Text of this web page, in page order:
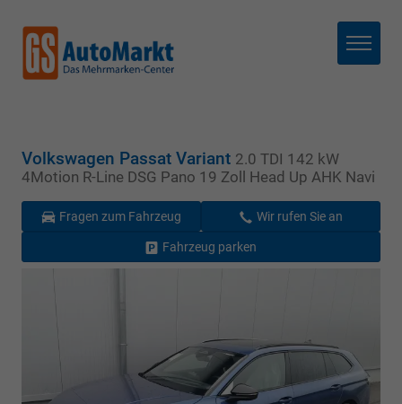
Menü
Volkswagen Passat Variant 2.0 TDI 142 kW
4Motion R-Line DSG Pano 19 Zoll Head Up AHK Navi
Fragen zum Fahrzeug Wir rufen Sie an
Fahrzeug parken